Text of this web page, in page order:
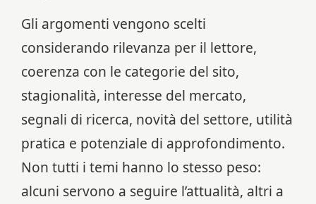
Gli argomenti vengono scelti
considerando rilevanza per il lettore,
coerenza con le categorie del sito,
stagionalità, interesse del mercato,
segnali di ricerca, novità del settore, utilità
pratica e potenziale di approfondimento.
Non tutti i temi hanno lo stesso peso:
alcuni servono a seguire l’attualità, altri a